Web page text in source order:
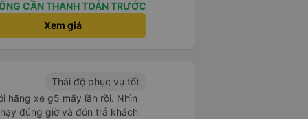
CẦN THANH TOÁN TRƯỚC
Xem giá
Thái độ phục vụ tốt
hãng xe g5 mấy lần rồi. Nhìn
đúng giờ và đón trả khách